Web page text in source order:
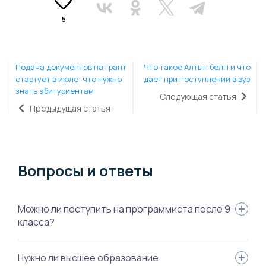
5
Подача документов на грант
стартует в июле: что нужно
знать абитуриентам
Предыдущая статья
Что такое Алтын белгі и что
дает при поступлении в вуз
Следующая статья
Вопросы и ответы
Можно ли поступить на программиста после 9
класса?
Да. Для этого можно выбрать колледж по IT-специальности
Нужно ли высшее образование